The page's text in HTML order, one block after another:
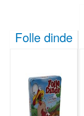
Folle dinde